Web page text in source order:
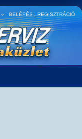
BELÉPÉS |REGISZTRÁCIÓ